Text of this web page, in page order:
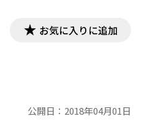
お気に入りに追加
公開日： 2018年04月01日